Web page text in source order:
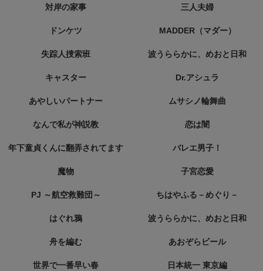
対岸の家事 三人夫婦
ドンケツ MADDER（マダー）
失踪人捜索班 波うららかに、めおと日和
キャスター Dr.アシュラ
あやしいパートナー ムサシノ輪舞曲
なんで私が神説教 恋は闇
年下童貞くんに翻弄されてます バレエ男子！
魔物 子宮恋愛
PJ ～航空救難団～ ちはやふる－めぐり－
はぐれ鴉 波うららかに、めおと日和
舟を編む あおぞらビール
世界で一番早い春 日本統一 東京編